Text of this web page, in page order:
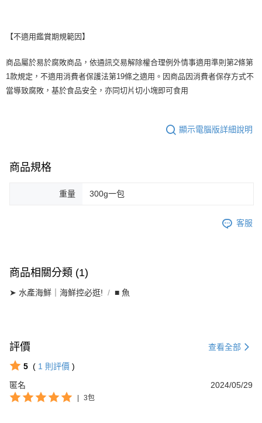
【不適用鑑賞期規範因】
商品屬於易於腐敗商品，依通訊交易解除權合理例外情事適用準則第2條第
1款規定，不適用消費者保護法第19條之適用。因商品因消費者保存方式不
當導致腐敗，基於食品安全，亦同切片切小塊即可食用
顯示電腦版詳細說明
商品規格
重量 300g一包
客服
商品相關分類 (1)
➤ 水產海鮮｜海鮮控必逛! ■ 魚
評價 查看全部
5 ( 1 則評價 )
匿名
2024/05/29
| 3包